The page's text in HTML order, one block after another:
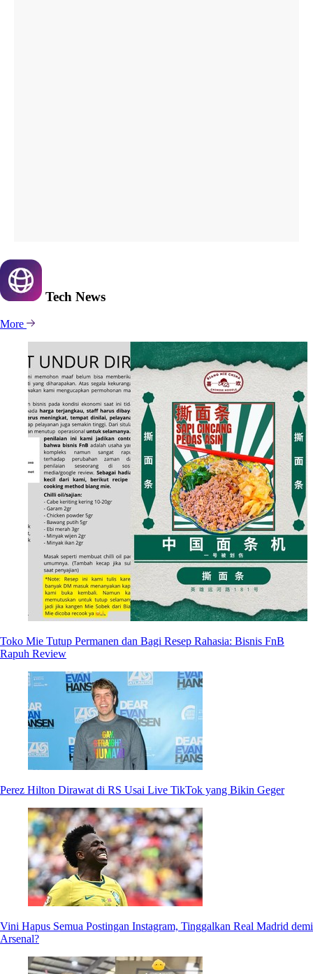
Tech News
More
Toko Mie Tutup Permanen dan Bagi Resep Rahasia: Bisnis FnB
Rapuh Review
Perez Hilton Dirawat di RS Usai Live TikTok yang Bikin Geger
Vini Hapus Semua Postingan Instagram, Tinggalkan Real Madrid demi
Arsenal?